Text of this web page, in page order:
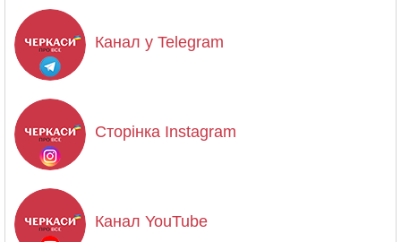
Канал у Telegram
Сторінка Instagram
Канал YouTube